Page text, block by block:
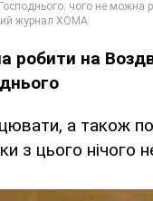
робити на
а також
з цього нічого